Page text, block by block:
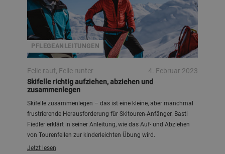
PFLEGEANLEITUNGEN
Felle rauf, Felle runter
4. Februar 2023
Skifelle richtig aufziehen, abziehen und
zusammenlegen
Skifelle zusammenlegen – das ist eine kleine, aber manchmal
frustrierende Herausforderung für Skitouren-Anfänger. Basti
Fiedler erklärt in seiner Anleitung, wie das Auf- und Abziehen
von Tourenfellen zur kinderleichten Übung wird.
Jetzt lesen